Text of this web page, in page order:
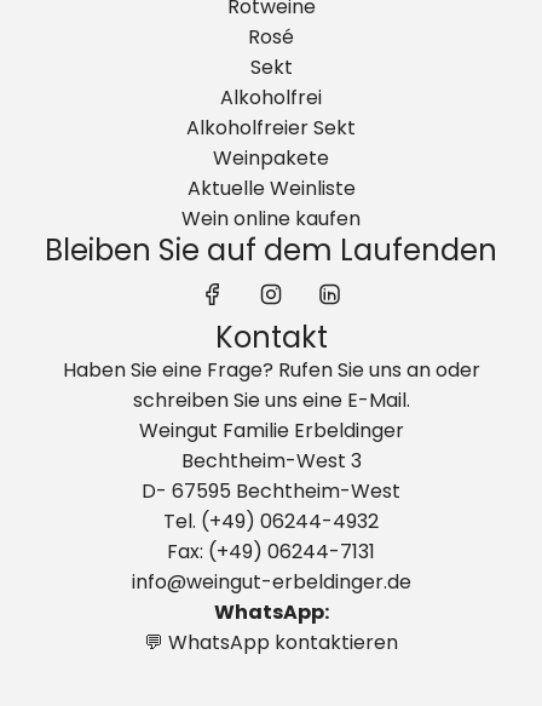
Rotweine
Rosé
Sekt
Alkoholfrei
Alkoholfreier Sekt
Weinpakete
Aktuelle Weinliste
Wein online kaufen
Bleiben Sie auf dem Laufenden
Kontakt
Haben Sie eine Frage? Rufen Sie uns an oder
schreiben Sie uns eine E-Mail.
Weingut Familie Erbeldinger
Bechtheim-West 3
D- 67595 Bechtheim-West
Tel. (+49) 06244-4932
Fax: (+49) 06244-7131
info@weingut-erbeldinger.de
WhatsApp:
💬 WhatsApp kontaktieren